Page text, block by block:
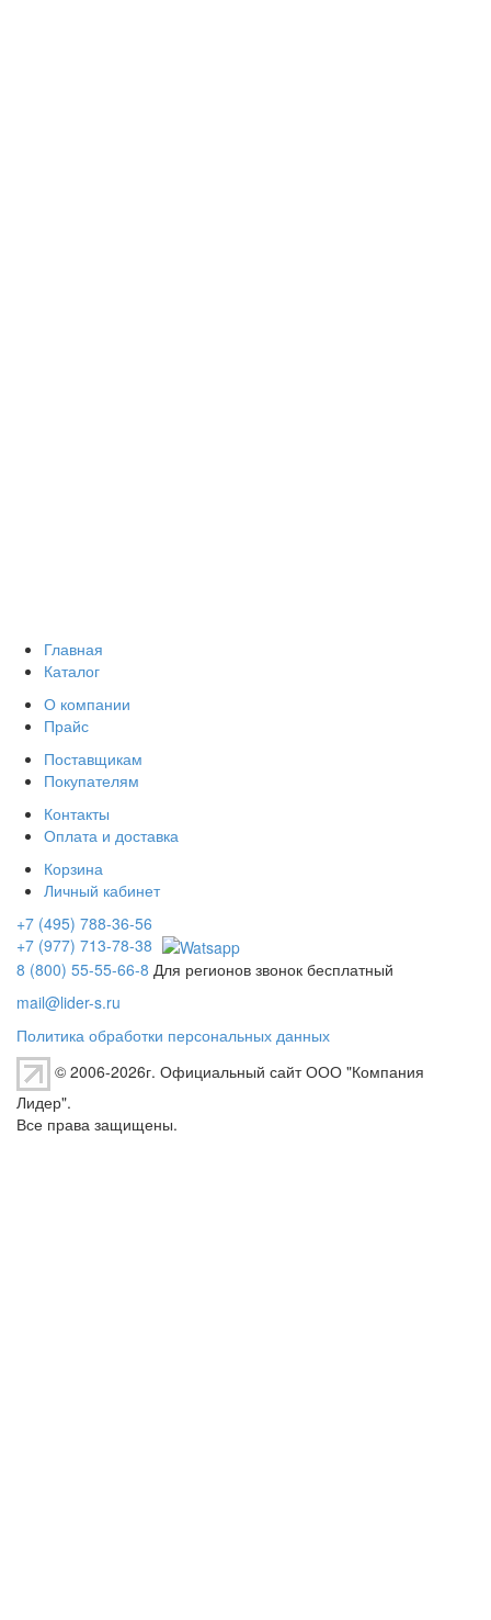
Главная
Каталог
О компании
Прайс
Поставщикам
Покупателям
Контакты
Оплата и доставка
Корзина
Личный кабинет
+7 (495) 788-36-56
+7 (977) 713-78-38
8 (800) 55-55-66-8 Для регионов звонок бесплатный
mail@lider-s.ru
Политика обработки персональных данных
© 2006-2026г. Официальный сайт ООО "Компания
Лидер".
Все права защищены.